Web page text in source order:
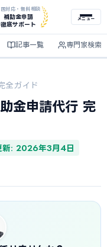
国対応・無料相談
補助金申請
徹底サポート
メニュー
記事一覧 専門家検索
全ガイド
金申請代行 完
新: 2026年3月4日